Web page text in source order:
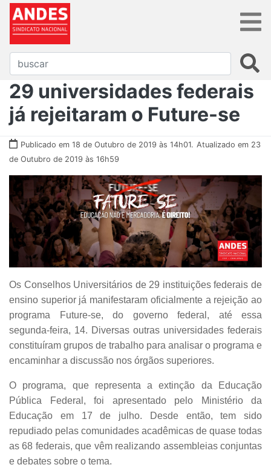
29 universidades federais
já rejeitaram o Future-se
Publicado em 18 de Outubro de 2019 às 14h01. Atualizado em 23
de Outubro de 2019 às 16h59
Os Conselhos Universitários de 29 instituições federais de
ensino superior já manifestaram oficialmente a rejeição ao
programa Future-se, do governo federal, até essa
segunda-feira, 14. Diversas outras universidades federais
constituíram grupos de trabalho para analisar o programa e
encaminhar a discussão nos órgãos superiores.
O programa, que representa a extinção da Educação
Pública Federal, foi apresentado pelo Ministério da
Educação em 17 de julho. Desde então, tem sido
repudiado pelas comunidades acadêmicas de quase todas
as 68 federais, que vêm realizando assembleias conjuntas
e debates sobre o tema.